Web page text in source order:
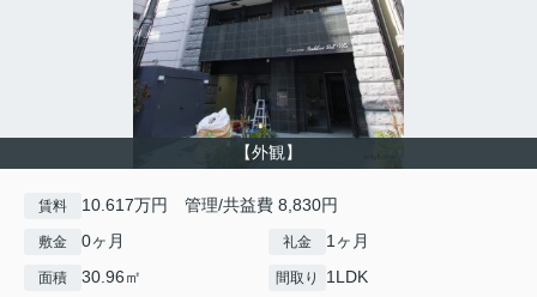
【外観】
賃料 10.617万円 管理/共益費 8,830円
敷金 0ヶ月 礼金 1ヶ月
面積 30.96㎡ 間取り 1LDK